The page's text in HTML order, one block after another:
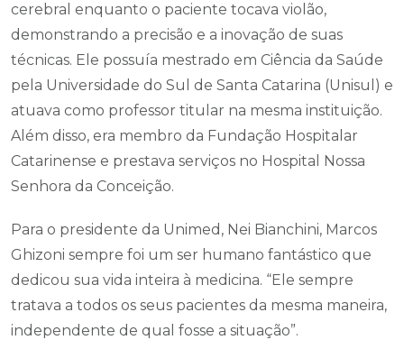
cerebral enquanto o paciente tocava violão,
demonstrando a precisão e a inovação de suas
técnicas. Ele possuía mestrado em Ciência da Saúde
pela Universidade do Sul de Santa Catarina (Unisul) e
atuava como professor titular na mesma instituição.
Além disso, era membro da Fundação Hospitalar
Catarinense e prestava serviços no Hospital Nossa
Senhora da Conceição.
Para o presidente da Unimed, Nei Bianchini, Marcos
Ghizoni sempre foi um ser humano fantástico que
dedicou sua vida inteira à medicina. “Ele sempre
tratava a todos os seus pacientes da mesma maneira,
independente de qual fosse a situação”.